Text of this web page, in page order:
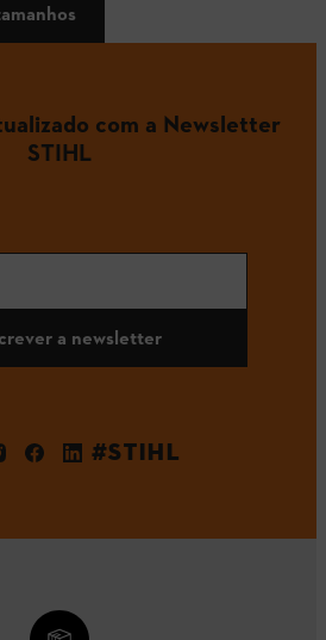
com a Newsletter
STIHL
a newsletter
#STIHL